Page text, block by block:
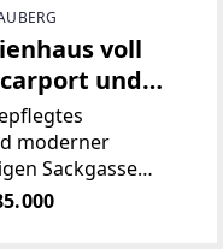
voll
und
moderner
Sackgasse
das mit